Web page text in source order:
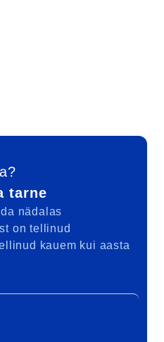
tarne
nädalas
on tellinud
kauem kui aasta